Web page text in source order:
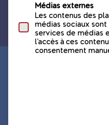
Médias externes
Les contenus des
médias sociaux
services de médias
l'accès à ces
consentement